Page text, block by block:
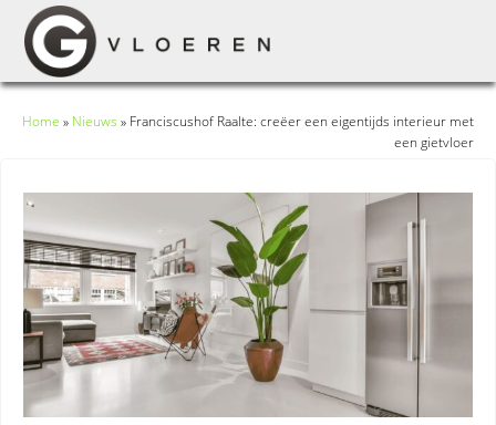
Home » Nieuws » Franciscushof Raalte: creëer een eigentijds interieur met
een gietvloer